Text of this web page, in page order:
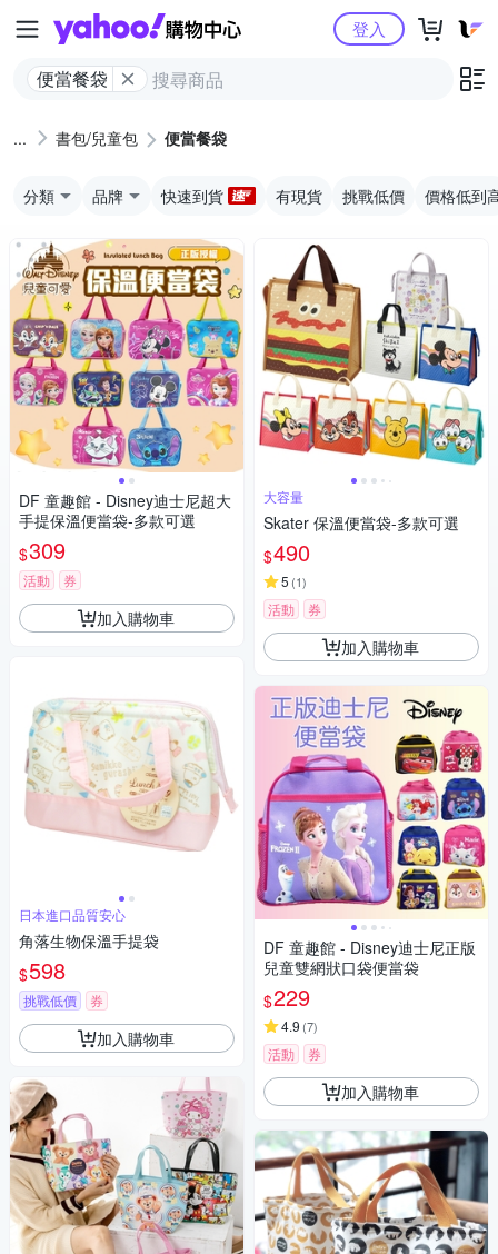
Yahoo購物中心
便當餐袋
登入
書包/兒童包 便當餐袋
分類 品牌 快速到貨 有現貨 挑戰低價 價格低到
DF 童趣館 - Disney迪士尼超大
手提保溫便當袋-多款可選
$309
活動 券
加入購物車
日本進口品質安心
角落生物保溫手提袋
$598
挑戰低價 券
加入購物車
大容量
Skater 保溫便當袋-多款可選
$490
5 (1)
活動 券
加入購物車
DF 童趣館 - Disney迪士尼正版
兒童雙網狀口袋便當袋
$229
4.9 (7)
活動 券
加入購物車